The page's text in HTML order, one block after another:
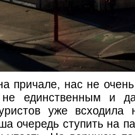
причале, нас не
единственным и
уже всходила
очередь ступить на